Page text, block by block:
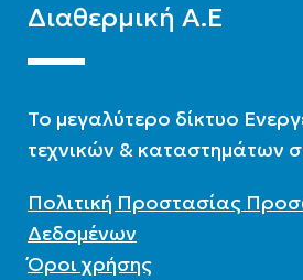
Διαθερμική Α.Ε
To μεγαλύτερο δίκτυο
τεχνικών & καταστημάτων
Πολιτική Προστασίας
Δεδομένων
Όροι χρήσης